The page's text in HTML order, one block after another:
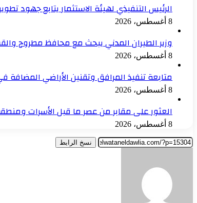
الرئيس التنفيذي لهيئة الاستثمار يتابع جهود
8 أغسطس، 2026
وزير الطيران المدني يبحث مع محافظ مطروح
8 أغسطس، 2026
متابعة تنفيذ المرافق وتقنين الأراضي المضافة
8 أغسطس، 2026
العثور على مقابر من عصر ما قبل الأسرات
8 أغسطس، 2026
نسخ الرابط